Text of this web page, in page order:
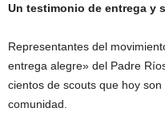
Un testimonio de entrega y
Representantes del
entrega alegre» del Padre
cientos de scouts que hoy
comunidad.